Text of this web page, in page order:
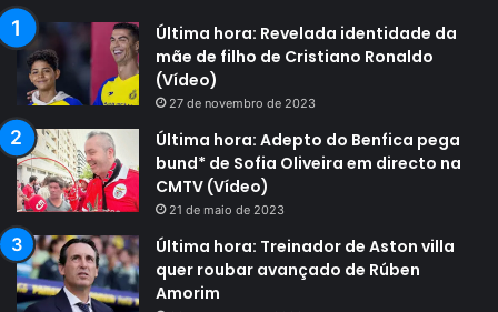
Última hora: Revelada identidade da
mãe de filho de Cristiano Ronaldo
(Vídeo)
27 de novembro de 2023
Última hora: Adepto do Benfica pega
bund* de Sofia Oliveira em directo na
CMTV (Vídeo)
21 de maio de 2023
Última hora: Treinador de Aston villa
quer roubar avançado de Rúben
Amorim